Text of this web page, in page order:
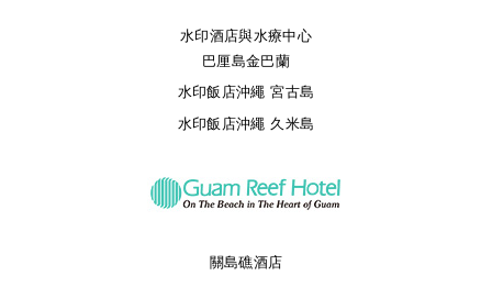
水印酒店與水療中心
巴厘島金巴蘭
水印飯店沖繩 宮古島
水印飯店沖繩 久米島
關島礁酒店